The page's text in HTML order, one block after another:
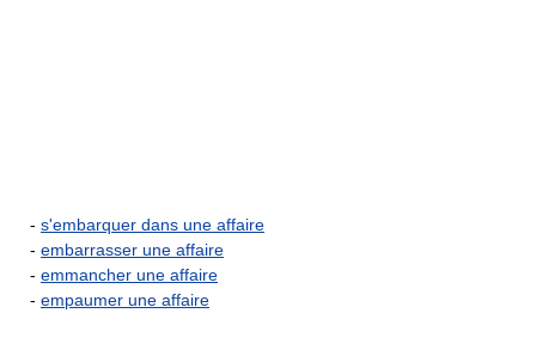
- s'embarquer dans une affaire
- embarrasser une affaire
- emmancher une affaire
- empaumer une affaire